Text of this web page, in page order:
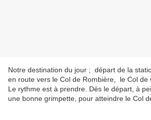
Notre destination du jour ; départ de la
en route vers le Col de Rombière, le Col de
Le rythme est à prendre. Dès le départ, à
une bonne grimpette, pour atteindre le Col